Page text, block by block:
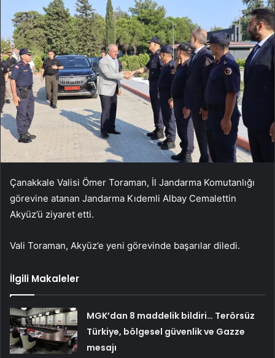
Çanakkale Valisi Ömer Toraman, İl Jandarma Komutanlığı
görevine atanan Jandarma Kıdemli Albay Cemalettin
Akyüz’ü ziyaret etti.
Vali Toraman, Akyüz’e yeni görevinde başarılar diledi.
İlgili Makaleler
MGK’dan 8 maddelik bildiri… Terörsüz
Türkiye, bölgesel güvenlik ve Gazze
mesajı